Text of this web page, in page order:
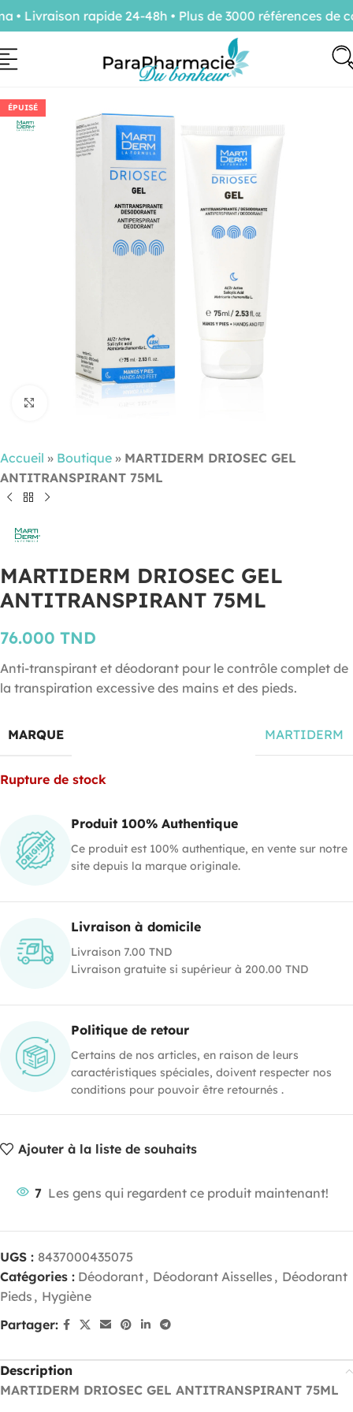
ÉPUISÉ
Cliquez pour agrandir
Accueil » Boutique » MARTIDERM DRIOSEC GEL
ANTITRANSPIRANT 75ML
MARTIDERM DRIOSEC GEL
ANTITRANSPIRANT 75ML
76.000 TND
Anti-transpirant et déodorant pour le contrôle complet de
la transpiration excessive des mains et des pieds.
MARQUE MARTIDERM
Rupture de stock
Produit 100% Authentique
Ce produit est 100% authentique, en vente sur notre
site depuis la marque originale.
Livraison à domicile
Livraison 7.00 TND
Livraison gratuite si supérieur à 200.00 TND
Politique de retour
Certains de nos articles, en raison de leurs
caractéristiques spéciales, doivent respecter nos
conditions pour pouvoir être retournés .
Ajouter à la liste de souhaits
7 Les gens qui regardent ce produit maintenant!
UGS : 8437000435075
Catégories : Déodorant, Déodorant Aisselles , Déodorant
Pieds , Hygiène
Partager:
Description
MARTIDERM DRIOSEC GEL ANTITRANSPIRANT 75ML
Livraison rapide 24-48h • Plus de 3000 références de